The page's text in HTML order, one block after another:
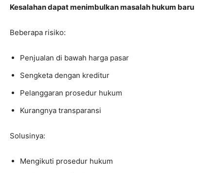
Kesalahan dapat menimbulkan masalah hukum baru
Beberapa risiko:
Penjualan di bawah harga pasar
Sengketa dengan kreditur
Pelanggaran prosedur hukum
Kurangnya transparansi
Solusinya:
Mengikuti prosedur hukum